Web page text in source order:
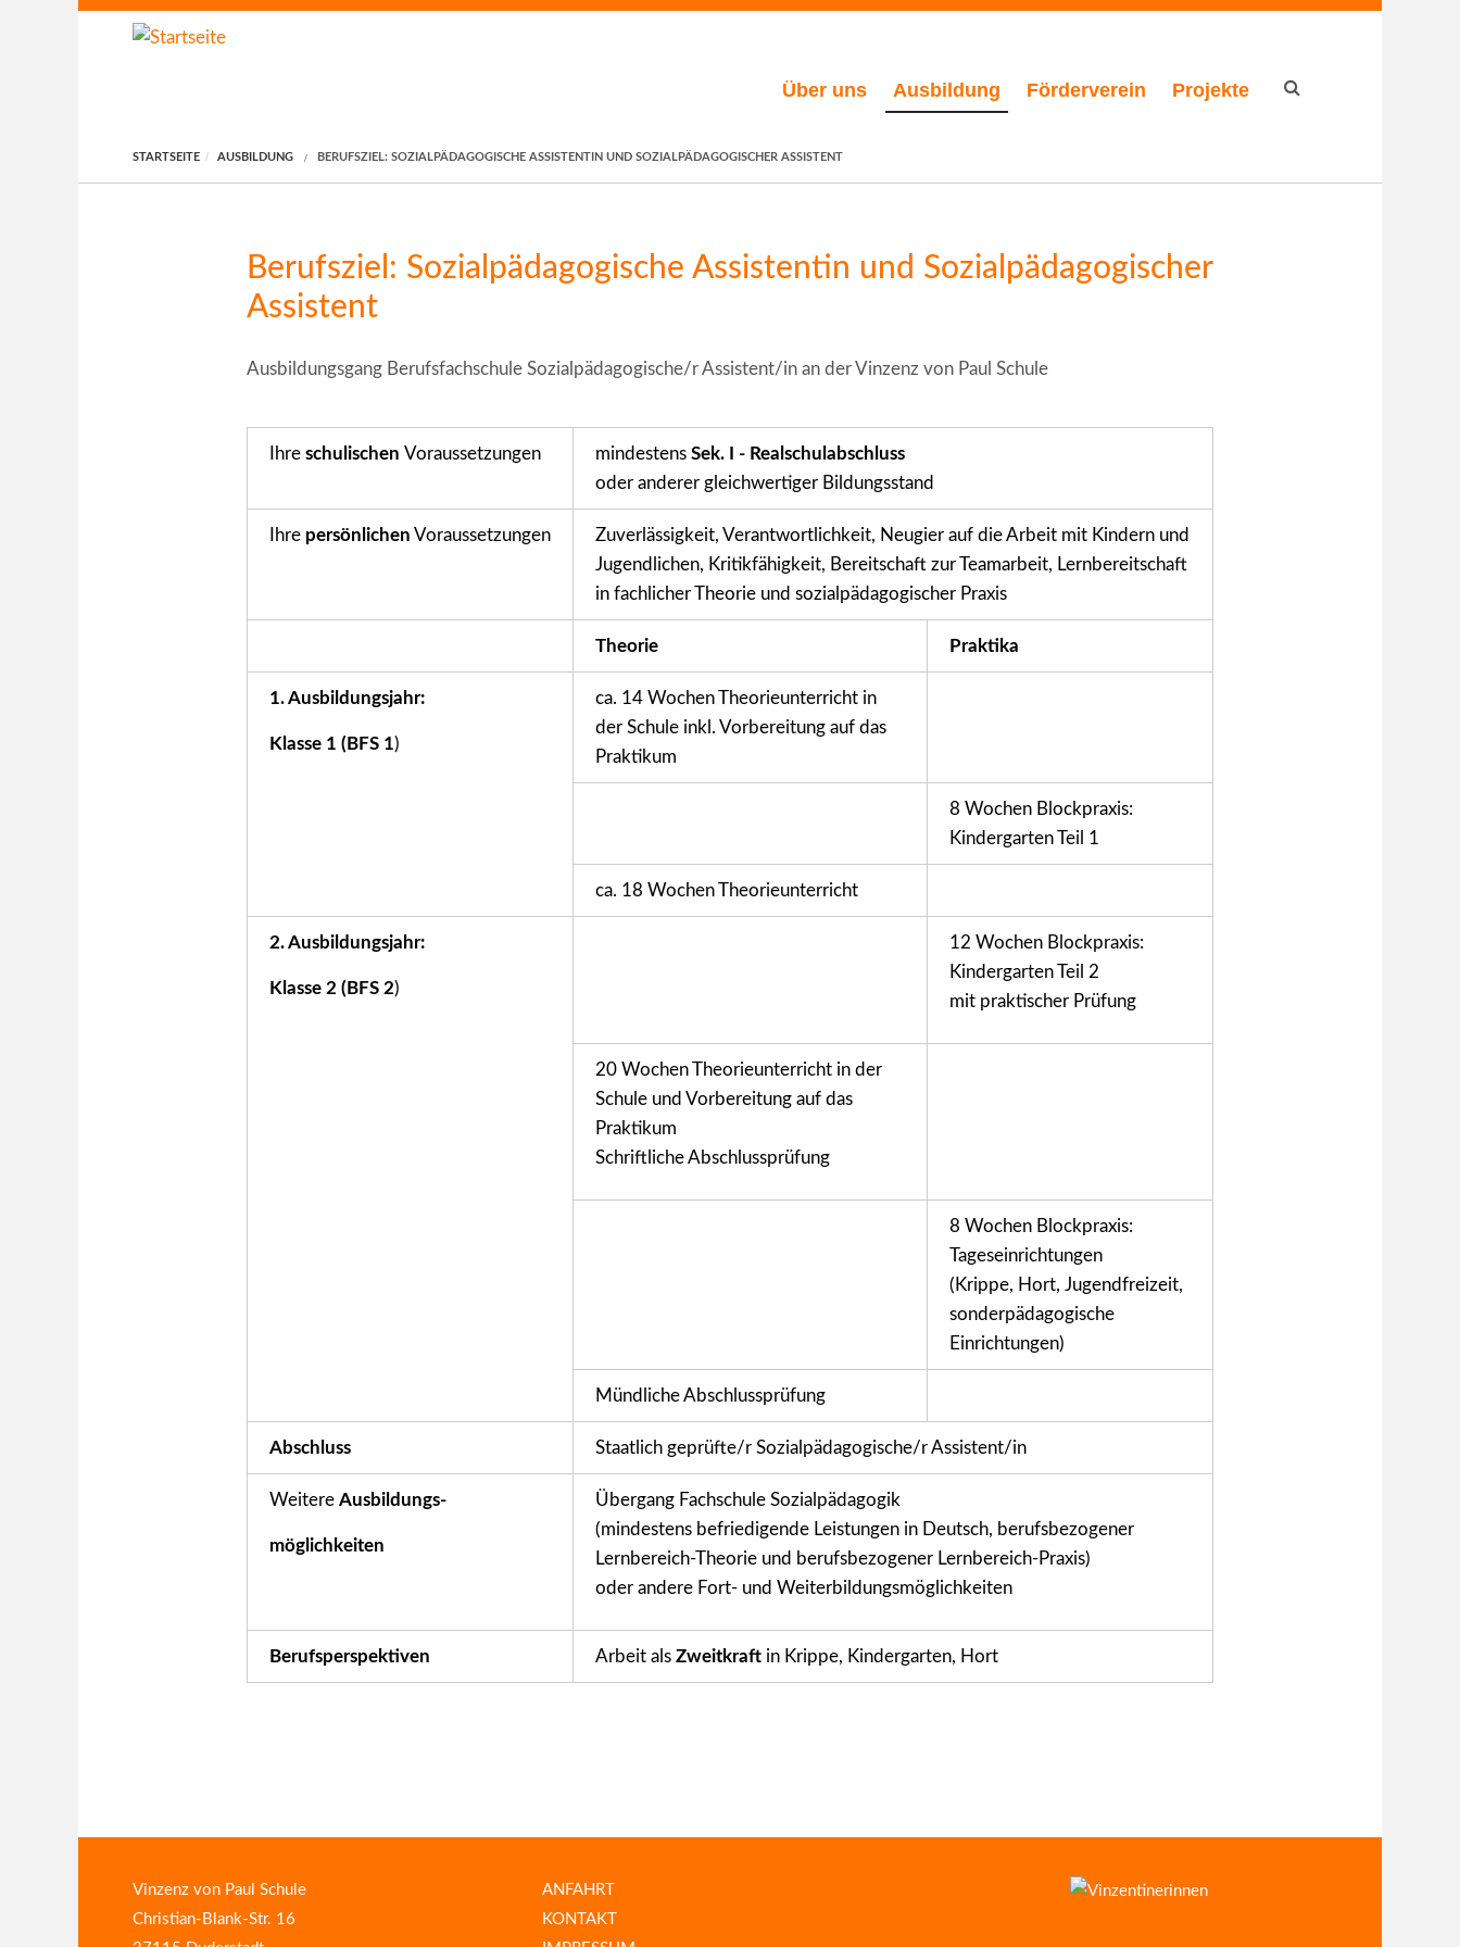
Direkt zum Inhalt
Suchformular
Über uns Ausbildung Förderverein Projekte
STARTSEITE AUSBILDUNG BERUFSZIEL: SOZIALPÄDAGOGISCHE ASSISTENTIN UND SOZIALPÄDAGOGISCHER ASSISTENT
Berufsziel: Sozialpädagogische Assistentin und Sozialpädagogischer
Assistent
Ausbildungsgang Berufsfachschule Sozialpädagogische/r Assistent/in an der Vinzenz von Paul Schule
Ihre schulischen Voraussetzungen mindestens Sek. I - Realschulabschluss
oder anderer gleichwertiger Bildungsstand
Ihre persönlichen Voraussetzungen
Zuverlässigkeit, Verantwortlichkeit, Neugier auf die Arbeit mit Kindern und
Jugendlichen, Kritikfähigkeit, Bereitschaft zur Teamarbeit, Lernbereitschaft
in fachlicher Theorie und sozialpädagogischer Praxis
Theorie Praktika
1. Ausbildungsjahr:
Klasse 1 (BFS 1)
ca. 14 Wochen Theorieunterricht in
der Schule inkl. Vorbereitung auf das
Praktikum
8 Wochen Blockpraxis:
Kindergarten Teil 1
ca. 18 Wochen Theorieunterricht
2. Ausbildungsjahr:
Klasse 2 (BFS 2)
12 Wochen Blockpraxis:
Kindergarten Teil 2
mit praktischer Prüfung
20 Wochen Theorieunterricht in der
Schule und Vorbereitung auf das
Praktikum
Schriftliche Abschlussprüfung
8 Wochen Blockpraxis:
Tageseinrichtungen
(Krippe, Hort, Jugendfreizeit,
sonderpädagogische
Einrichtungen)
Mündliche Abschlussprüfung
Abschluss Staatlich geprüfte/r Sozialpädagogische/r Assistent/in
Weitere Ausbildungs-
möglichkeiten
Übergang Fachschule Sozialpädagogik
(mindestens befriedigende Leistungen in Deutsch, berufsbezogener
Lernbereich-Theorie und berufsbezogener Lernbereich-Praxis)
oder andere Fort- und Weiterbildungsmöglichkeiten
Berufsperspektiven Arbeit als Zweitkraft in Krippe, Kindergarten, Hort
Vinzenz von Paul Schule
Christian-Blank-Str. 16
ANFAHRT
KONTAKT